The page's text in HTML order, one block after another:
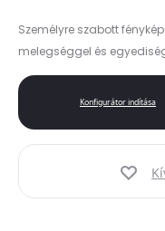
Személyre szabott
melegséggel és
Konfigurátor indítása